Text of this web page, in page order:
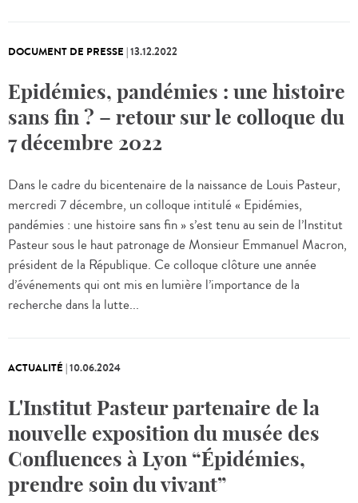
DOCUMENT DE PRESSE |13.12.2022
Epidémies, pandémies : une histoire
sans fin ? – retour sur le colloque du
7 décembre 2022
Dans le cadre du bicentenaire de la naissance de Louis Pasteur,
mercredi 7 décembre, un colloque intitulé « Epidémies,
pandémies : une histoire sans fin » s’est tenu au sein de l’Institut
Pasteur sous le haut patronage de Monsieur Emmanuel Macron,
président de la République. Ce colloque clôture une année
d’événements qui ont mis en lumière l’importance de la
recherche dans la lutte...
ACTUALITÉ |10.06.2024
L'Institut Pasteur partenaire de la
nouvelle exposition du musée des
Confluences à Lyon “Épidémies,
prendre soin du vivant”